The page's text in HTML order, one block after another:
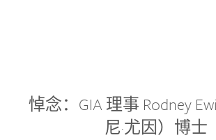
悼念：GIA 理事 Rodney
尼·尤因）博士